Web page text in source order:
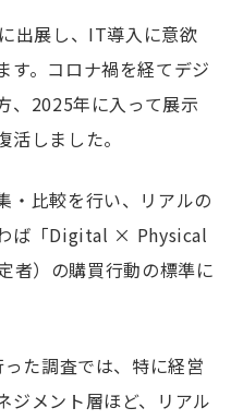
出展し、IT導入に意欲
す。コロナ禍を経てデジ
、2025年に入って展示
しました。
・比較を行い、リアルの
ば「Digital × Physical
者）の購買行動の標準に
た調査では、特に経営
ジメント層ほど、リアル